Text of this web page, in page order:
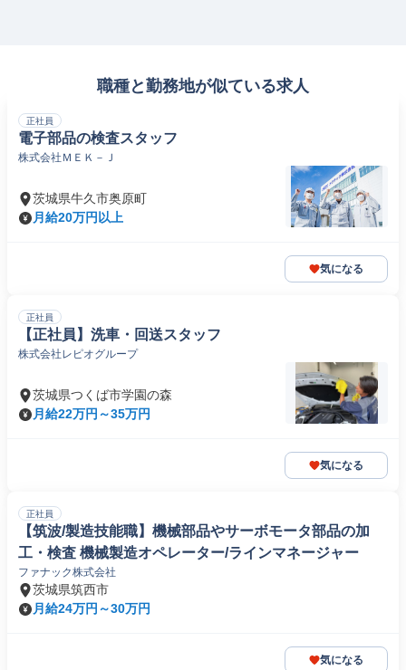
職種と勤務地が似ている求人
正社員
電子部品の検査スタッフ
株式会社ＭＥＫ－Ｊ
茨城県牛久市奥原町
月給20万円以上
気になる
正社員
【正社員】洗車・回送スタッフ
株式会社レピオグループ
茨城県つくば市学園の森
月給22万円～35万円
気になる
正社員
【筑波/製造技能職】機械部品やサーボモータ部品の加
工・検査 機械製造オペレーター/ラインマネージャー
ファナック株式会社
茨城県筑西市
月給24万円～30万円
気になる